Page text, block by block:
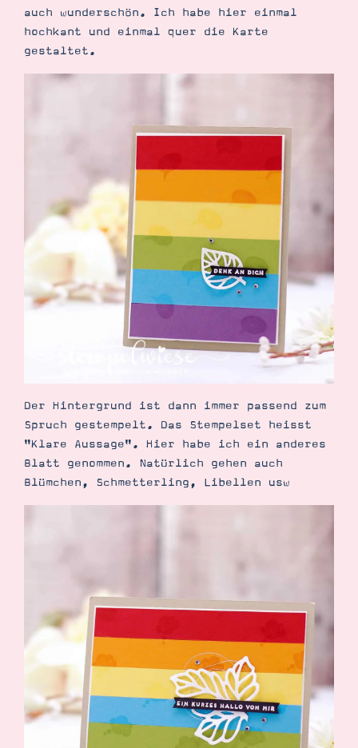
auch wunderschön. Ich habe hier einmal
hochkant und einmal quer die Karte
gestaltet.
Der Hintergrund ist dann immer passend zum
Spruch gestempelt. Das Stempelset heisst
"Klare Aussage". Hier habe ich ein anderes
Blatt genommen. Natürlich gehen auch
Blümchen, Schmetterling, Libellen usw